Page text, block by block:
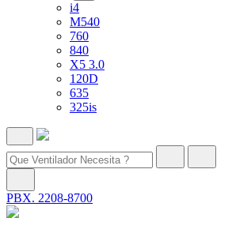
i4
M540
760
840
X5 3.0
120D
635
325is
PBX. 2208-8700